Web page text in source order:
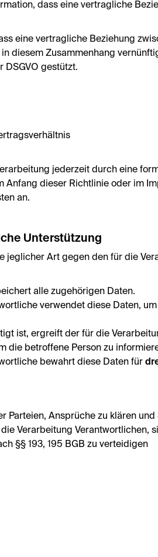
dass eine vertragliche
eine vertragliche Beziehung
diesem Zusammenhang
DSGVO gestützt.
jederzeit durch eine
Anfang dieser Richtlinie oder im
an.
Unterstützung
jeglicher Art gegen den für die
alle zugehörigen Daten.
verwendet diese Daten,
ist, ergreift der für die
die betroffene Person zu
bewahrt diese Daten für
Parteien, Ansprüche zu klären
Verarbeitung
§§ 193, 195 BGB zu verteidigen